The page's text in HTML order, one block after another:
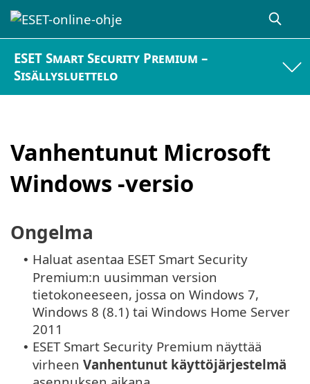
ESET Smart Security Premium –
Sisällysluettelo
Vanhentunut Microsoft
Windows -versio
Ongelma
• Haluat asentaa ESET Smart Security
Premium:n uusimman version
tietokoneeseen, jossa on Windows 7,
Windows 8 (8.1) tai Windows Home Server
2011
• ESET Smart Security Premium näyttää
virheen Vanhentunut käyttöjärjestelmä